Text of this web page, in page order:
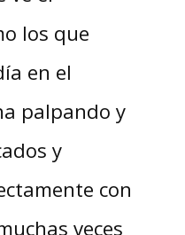
los que
en el
palpando y
y
con
veces